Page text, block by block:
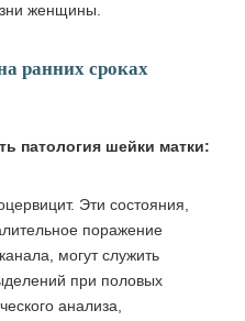
женщины.
ранних сроках
патология шейки матки:
Эти состояния,
поражение
могут служить
при половых
анализа,